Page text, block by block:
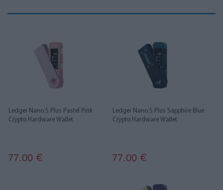
Ledger Nano S Plus Pastel Pink
Crypto Hardware Wallet
77.00 €
Ledger Nano S Plus Sapphire Blue
Crypto Hardware Wallet
77.00 €